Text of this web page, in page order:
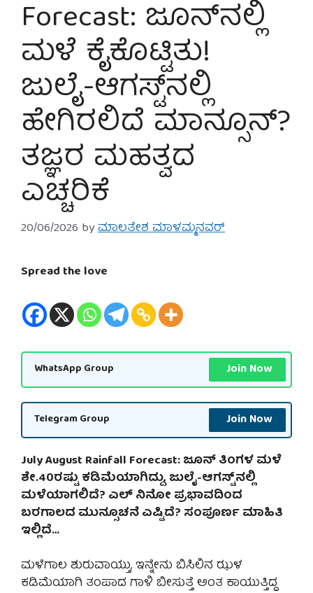
Forecast: ಜೂನ್‌ನಲ್ಲಿ
ಮಳೆ ಕೈಕೊಟ್ಟಿತು!
ಜುಲೈ-ಆಗಸ್ಟ್‌ನಲ್ಲಿ
ಹೇಗಿರಲಿದೆ ಮಾನ್ಸೂನ್?
ತಜ್ಞರ ಮಹತ್ವದ
ಎಚ್ಚರಿಕೆ
20/06/2026 byಮಾಲತೇಶ ಮಾಳಮ್ಮನವರ್
Spread the love
WhatsApp Group Join Now
Telegram Group Join Now
July August Rainfall Forecast: ಜೂನ್ ತಿಂಗಳ ಮಳೆ
ಶೇ.40ರಷ್ಟು ಕಡಿಮೆಯಾಗಿದ್ದು, ಜುಲೈ-ಆಗಸ್ಟ್‌ನಲ್ಲಿ
ಮಳೆಯಾಗಲಿದೆ? ಎಲ್ ನಿನೋ ಪ್ರಭಾವದಿಂದ
ಬರಗಾಲದ ಮುನ್ಸೂಚನೆ ಎಷ್ಟಿದೆ? ಸಂಪೂರ್ಣ ಮಾಹಿತಿ
ಇಲ್ಲಿದೆ…
ಮಳೆಗಾಲ ಶುರುವಾಯ್ತು, ಇನ್ನೇನು ಬಿಸಿಲಿನ ಝಳ
ಕಡಿಮೆಯಾಗಿ ತಂಪಾದ ಗಾಳಿ ಬೀಸುತ್ತೆ ಅಂತ ಕಾಯುತ್ತಿದ್ದ